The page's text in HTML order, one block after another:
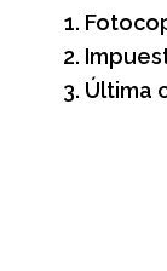
Última